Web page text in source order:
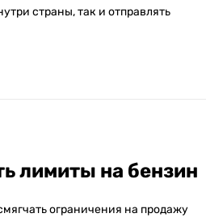
страны, так и отправлять
лимиты на бензин
ограничения на продажу